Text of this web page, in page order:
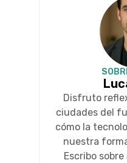
Disfruto
ciudades del
cómo la
nuestra
Escribo